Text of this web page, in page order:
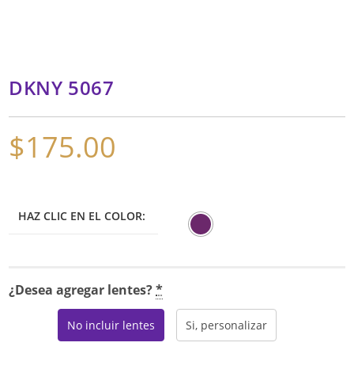
DKNY 5067
$175.00
HAZ CLIC EN EL COLOR:
¿Desea agregar lentes?*
No incluir lentes Si, personalizar